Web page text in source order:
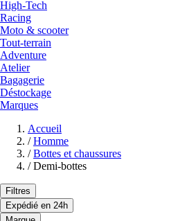
High-Tech
Racing
Moto & scooter
Tout-terrain
Adventure
Atelier
Bagagerie
Déstockage
Marques
Accueil
/ Homme
/ Bottes et chaussures
/ Demi-bottes
Filtres
Expédié en 24h